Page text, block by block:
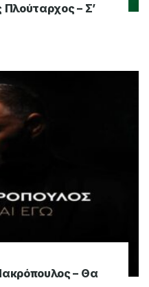
Πλούταρχος – Σ’
– Θα